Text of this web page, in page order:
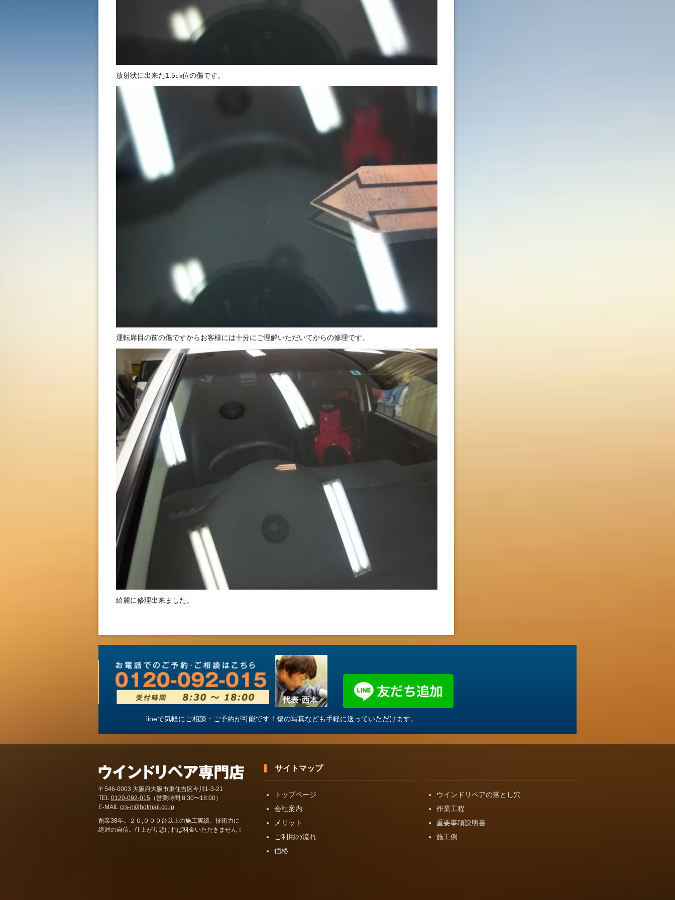
放射状に出来た1.5㎝位の傷です。
運転席目の前の傷ですからお客様には十分にご理解いただいてからの修理です。
綺麗に修理出来ました。
lineで気軽にご相談・ご予約が可能です！傷の写真なども手軽に送っていただけます。
〒546-0003 大阪府大阪市東住吉区今川1-3-21
TEL 0120-092-015 （営業時間 8:30〜18:00）
E-MAIL crs-n@hotmail.co.jp
創業38年。２０,０００台以上の施工実績。技術力に
絶対の自信。仕上がり悪ければ料金いただきません！
サイトマップ
トップページ
会社案内
メリット
ご利用の流れ
価格
ウインドリペアの落とし穴
作業工程
重要事項説明書
施工例